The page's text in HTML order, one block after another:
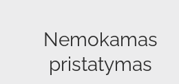
Nemokamas
pristatymas